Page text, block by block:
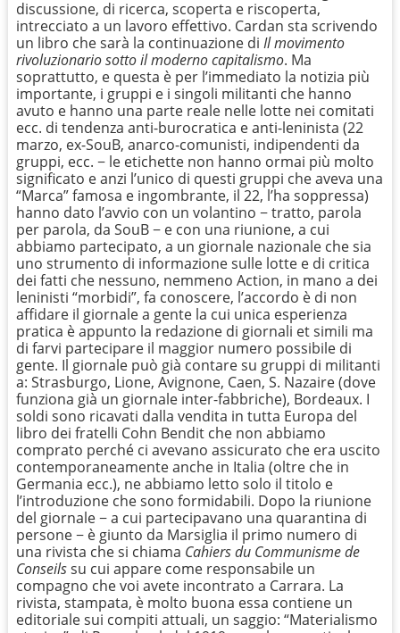
discussione, di ricerca, scoperta e riscoperta,
intrecciato a un lavoro effettivo. Cardan sta scrivendo
un libro che sarà la continuazione di Il movimento
rivoluzionario sotto il moderno capitalismo. Ma
soprattutto, e questa è per l’immediato la notizia più
importante, i gruppi e i singoli militanti che hanno
avuto e hanno una parte reale nelle lotte nei comitati
ecc. di tendenza anti-burocratica e anti-leninista (22
marzo, ex-SouB, anarco-comunisti, indipendenti da
gruppi, ecc. − le etichette non hanno ormai più molto
significato e anzi l’unico di questi gruppi che aveva una
“Marca” famosa e ingombrante, il 22, l’ha soppressa)
hanno dato l’avvio con un volantino − tratto, parola
per parola, da SouB − e con una riunione, a cui
abbiamo partecipato, a un giornale nazionale che sia
uno strumento di informazione sulle lotte e di critica
dei fatti che nessuno, nemmeno Action, in mano a dei
leninisti “morbidi”, fa conoscere, l’accordo è di non
affidare il giornale a gente la cui unica esperienza
pratica è appunto la redazione di giornali et simili ma
di farvi partecipare il maggior numero possibile di
gente. Il giornale può già contare su gruppi di militanti
a: Strasburgo, Lione, Avignone, Caen, S. Nazaire (dove
funziona già un giornale inter-fabbriche), Bordeaux. I
soldi sono ricavati dalla vendita in tutta Europa del
libro dei fratelli Cohn Bendit che non abbiamo
comprato perché ci avevano assicurato che era uscito
contemporaneamente anche in Italia (oltre che in
Germania ecc.), ne abbiamo letto solo il titolo e
l’introduzione che sono formidabili. Dopo la riunione
del giornale − a cui partecipavano una quarantina di
persone − è giunto da Marsiglia il primo numero di
una rivista che si chiama Cahiers du Communisme de
Conseilssu cui appare come responsabile un
compagno che voi avete incontrato a Carrara. La
rivista, stampata, è molto buona essa contiene un
editoriale sui compiti attuali, un saggio: “Materialismo